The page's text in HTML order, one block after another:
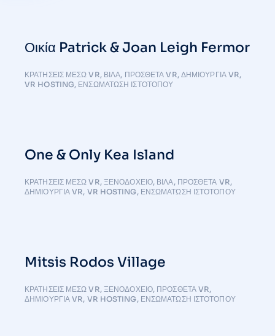
Οικία Patrick & Joan Leigh Fermor
ΚΡΑΤΉΣΕΙΣ ΜΈΣΩ VR, ΒΊΛΑ, ΠΡΌΣΘΕΤΑ VR, ΔΗΜΙΟΥΡΓΊΑ VR,
VR HOSTING, ΕΝΣΩΜΆΤΩΣΗ ΙΣΤΌΤΟΠΟΥ
One & Only Kea Island
ΚΡΑΤΉΣΕΙΣ ΜΈΣΩ VR, ΞΕΝΟΔΟΧΕΙΟ, ΒΊΛΑ, ΠΡΌΣΘΕΤΑ VR,
ΔΗΜΙΟΥΡΓΊΑ VR, VR HOSTING, ΕΝΣΩΜΆΤΩΣΗ ΙΣΤΌΤΟΠΟΥ
Mitsis Rodos Village
ΚΡΑΤΉΣΕΙΣ ΜΈΣΩ VR, ΞΕΝΟΔΟΧΕΙΟ, ΠΡΌΣΘΕΤΑ VR,
ΔΗΜΙΟΥΡΓΊΑ VR, VR HOSTING, ΕΝΣΩΜΆΤΩΣΗ ΙΣΤΌΤΟΠΟΥ